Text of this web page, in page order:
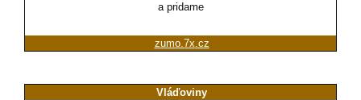
a pridame
zumo.7x.cz
Vláďoviny